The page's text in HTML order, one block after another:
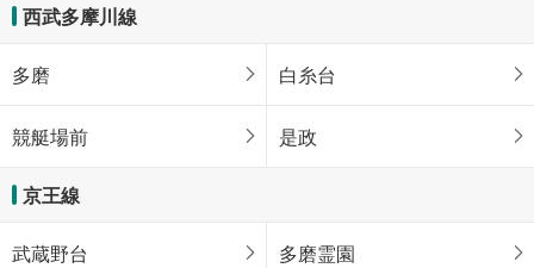
西武多摩川線
多磨 白糸台
競艇場前 是政
京王線
武蔵野台 多磨霊園